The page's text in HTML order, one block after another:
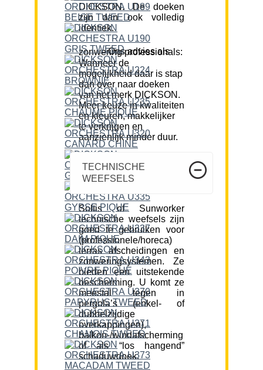
DICKSON. De doeken
zijn dan ook volledig
identiek.
Ons advies als zonwering professionals:
Wanneer de
mogelijkheid daar is stap
dan over naar doeken
van het merk DICKSON.
Meer keuze in kwaliteiten
en kleuren, makkelijker
te verkrijgen en
aanzienlijk minder duur.
TECHNISCHE
WEEFSELS
Soltis of Sunworker
technische weefsels zijn
goed te gebruiken voor
(professionele/horeca)
terras afscheidingen en
zonweringsystemen. Ze
bieden een uitstekende
bescherming. U komt ze
meestal tegen in
pergola’s (enkel- of
dubbelzijdige
overkappingen),
balkon-/windafscherming
of als “los hangend”
schaduwdoek.